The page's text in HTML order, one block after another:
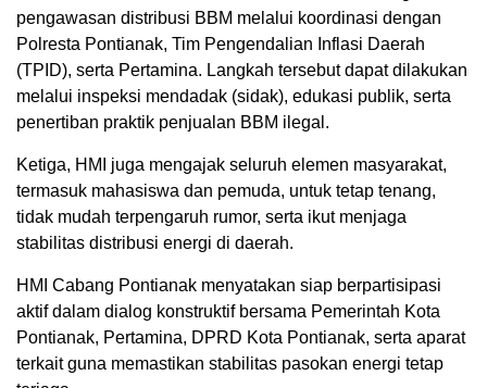
pengawasan distribusi BBM melalui koordinasi dengan
Polresta Pontianak, Tim Pengendalian Inflasi Daerah
(TPID), serta Pertamina. Langkah tersebut dapat dilakukan
melalui inspeksi mendadak (sidak), edukasi publik, serta
penertiban praktik penjualan BBM ilegal.
Ketiga, HMI juga mengajak seluruh elemen masyarakat,
termasuk mahasiswa dan pemuda, untuk tetap tenang,
tidak mudah terpengaruh rumor, serta ikut menjaga
stabilitas distribusi energi di daerah.
HMI Cabang Pontianak menyatakan siap berpartisipasi
aktif dalam dialog konstruktif bersama Pemerintah Kota
Pontianak, Pertamina, DPRD Kota Pontianak, serta aparat
terkait guna memastikan stabilitas pasokan energi tetap